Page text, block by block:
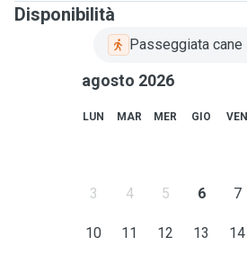
Disponibilità
Passeggiata cane
agosto 2026
LUN MAR MER GIO VEN
3 4 5 6 7
10 11 12 13 14